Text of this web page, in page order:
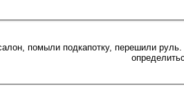
помыли подкапотку, перешили